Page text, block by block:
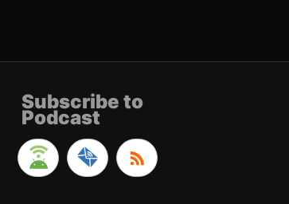
Subscribe to
Podcast